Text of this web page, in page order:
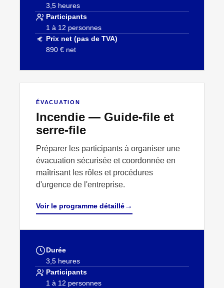
3,5 heures
Participants
1 à 12 personnes
Prix net (pas de TVA)
890 € net
ÉVACUATION
ÉVACUATION
Incendie — Guide-file et
serre-file
Préparer les participants à organiser une
évacuation sécurisée et coordonnée en
maîtrisant les rôles et procédures
d'urgence de l'entreprise.
Voir le programme détaillé→
Durée
3,5 heures
Participants
1 à 12 personnes